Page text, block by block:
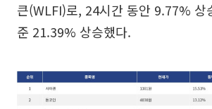
큰(WLFI)로, 24시간 동안 9.77% 상
준 21.39% 상승했다.